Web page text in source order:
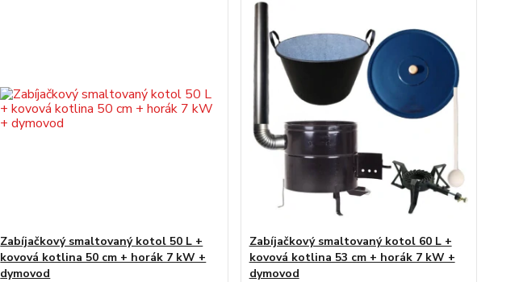
Zabíjačkový smaltovaný kotol 50 L +
kovová kotlina 50 cm + horák 7 kW +
dymovod
Zabíjačkový smaltovaný kotol 60 L +
kovová kotlina 53 cm + horák 7 kW +
dymovod